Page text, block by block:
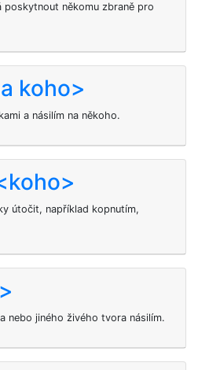
poskytnout někomu zbraně pro
koho>
a násilím na někoho.
útočit, například kopnutím,
nebo jiného živého tvora násilím.